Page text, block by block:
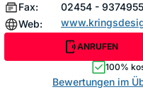
Fax:
02454 -
Web:
ANRUFEN
100%
Bewertungen im